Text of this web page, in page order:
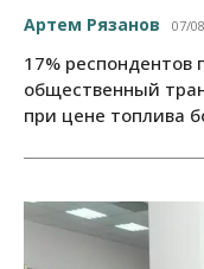
Артем Рязанов 07/
17% респондентов
общественный
при цене топлива